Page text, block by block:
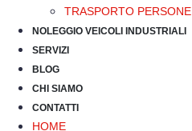
TRASPORTO PERSONE
NOLEGGIO VEICOLI INDUSTRIALI
SERVIZI
BLOG
CHI SIAMO
CONTATTI
HOME